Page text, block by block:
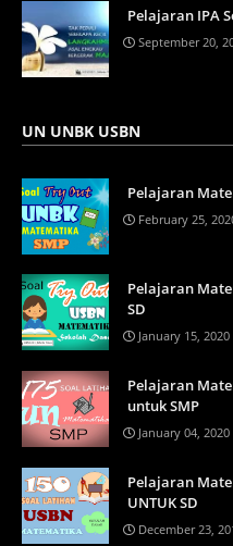
Pelajaran IPA
September 20,
UN UNBK USBN
Pelajaran
February 25,
Pelajaran
SD
January 15, 2020
Pelajaran
untuk SMP
January 04, 2020
Pelajaran
UNTUK SD
December 23,